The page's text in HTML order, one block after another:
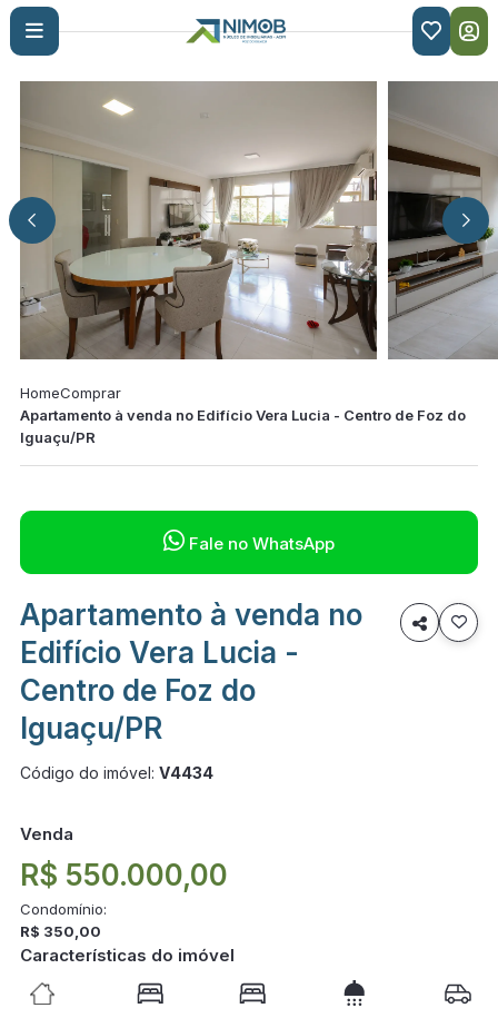

HomeComprar
Apartamento à venda no Edifício Vera Lucia - Centro de Foz do
Iguaçu/PR
 Fale no WhatsApp
Apartamento à venda no
Edifício Vera Lucia -
Centro de Foz do
Iguaçu/PR

Código do imóvel: V4434
Venda
R$ 550.000,00
Condomínio:
R$ 350,00
Características do imóvel